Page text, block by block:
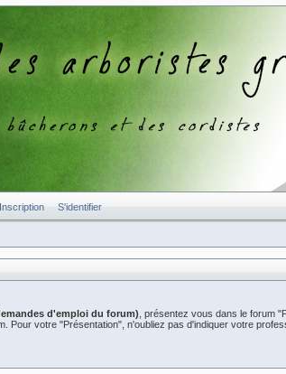
Inscription S'identifier
d'emploi du forum) , présentez vous dans le forum
Pour votre "Présentation", n'oubliez pas d'indiquer votre